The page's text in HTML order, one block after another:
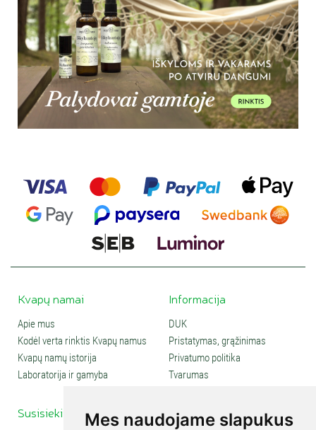
Mes naudojame slapukus
Kvapų namai
Apie mus
Kodėl verta rinktis Kvapų namus
Kvapų namų istorija
Laboratorija ir gamyba
Informacija
DUK
Pristatymas, grąžinimas
Privatumo politika
Tvarumas
Susisiekite Social media